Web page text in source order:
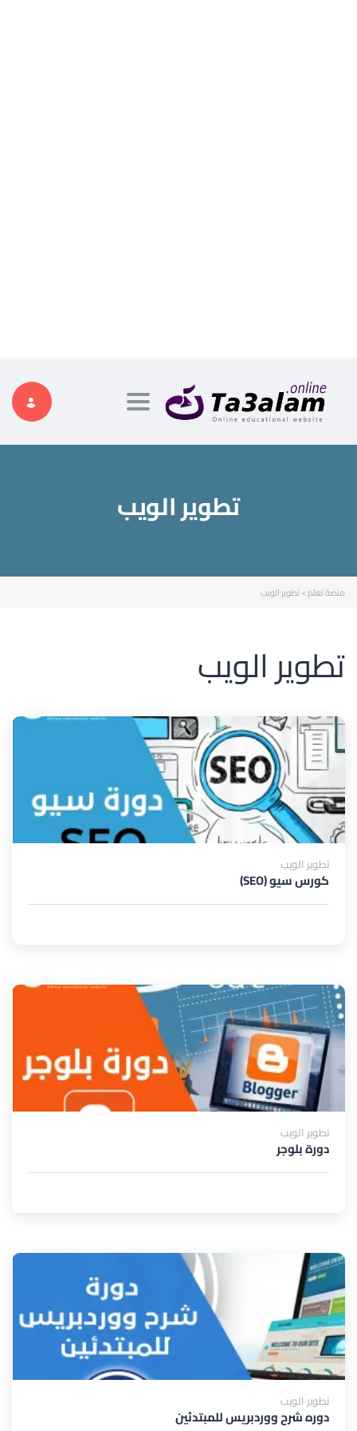
Toggle navigation
تطوير الويب
منصة تعلم>تطوير الويب
تطوير الويب
تطوير الويب
كورس سيو (SEO)
تطوير الويب
دورة بلوجر
تطوير الويب
دوره شرح ووردبريس للمبتدئين